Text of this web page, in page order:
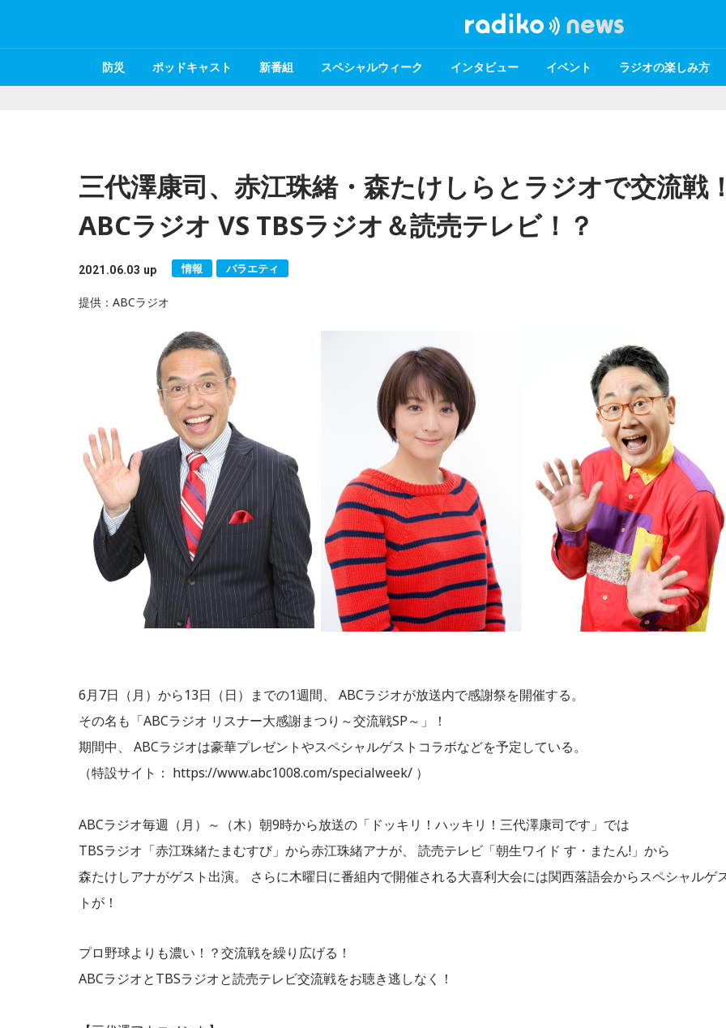
防災 ポッドキャスト 新番組 スペシャルウィーク インタビュー イベント ラジオの楽しみ方
三代澤康司、赤江珠緒・森たけしらとラジオで交流戦
ABCラジオ VS TBSラジオ＆読売テレビ！？
2021.06.03 up 情報 バラエティ
提供：ABCラジオ
6月7日（月）から13日（日）までの1週間、 ABCラジオが放送内で感謝祭を開催する。
その名も「ABCラジオ リスナー大感謝まつり～交流戦SP～」！
期間中、 ABCラジオは豪華プレゼントやスペシャルゲストコラボなどを予定している。
（特設サイト： https://www.abc1008.com/specialweek/ ）
ABCラジオ毎週（月）～（木）朝9時から放送の「ドッキリ！ハッキリ！三代澤康司です」では
TBSラジオ「赤江珠緒たまむすび」から赤江珠緒アナが、 読売テレビ「朝生ワイド す・またん!」から
森たけしアナがゲスト出演。 さらに木曜日に番組内で開催される大喜利大会には関西落語会からスペシャルゲ
トが！
プロ野球よりも濃い！？交流戦を繰り広げる！
ABCラジオとTBSラジオと読売テレビ交流戦をお聴き逃しなく！